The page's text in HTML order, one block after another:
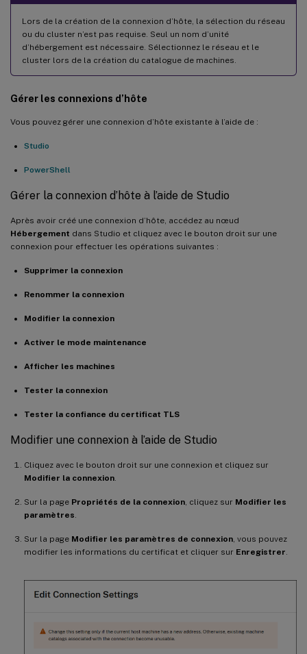
Lors de la création de la connexion d’hôte, la sélection du réseau
ou du cluster n’est pas requise. Seul un nom d’unité
d’hébergement est nécessaire. Sélectionnez le réseau et le
cluster lors de la création du catalogue de machines.
Gérer les connexions d’hôte
Vous pouvez gérer une connexion d’hôte existante à l’aide de :
Studio
PowerShell
Gérer la connexion d’hôte à l’aide de Studio
Après avoir créé une connexion d’hôte, accédez au nœud
Hébergement dans Studio et cliquez avec le bouton droit sur une
connexion pour effectuer les opérations suivantes :
Supprimer la connexion
Renommer la connexion
Modifier la connexion
Activer le mode maintenance
Afficher les machines
Tester la connexion
Tester la confiance du certificat TLS
Modifier une connexion à l’aide de Studio
Cliquez avec le bouton droit sur une connexion et cliquez sur
Modifier la connexion
Sur la page Propriétés de la connexion , cliquez sur Modifier les
paramètres
Sur la page Modifier les paramètres de connexion , vous pouvez
modifier les informations du certificat et cliquer sur Enregistrer